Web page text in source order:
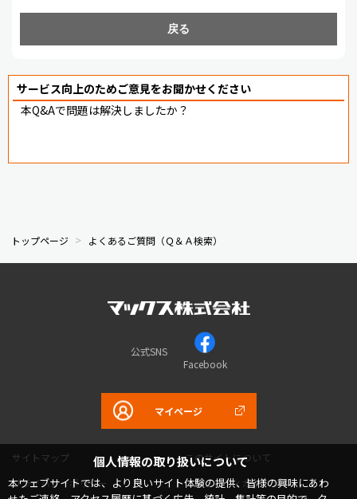
個人情報の取り扱いについて
本ウェブサイトでは、より良いサイト体験の提供、皆様の興味にあわ
戻る
サービス向上のためご意見をお聞かせください
本Q&Aで問題は解決しましたか？
トップページ よくあるご質問（Ｑ＆Ａ検索）
公式SNS
Facebook
マイページ
サイトマップ
このサイトについて
プライバシーポリシー
コミュニティガイドライン